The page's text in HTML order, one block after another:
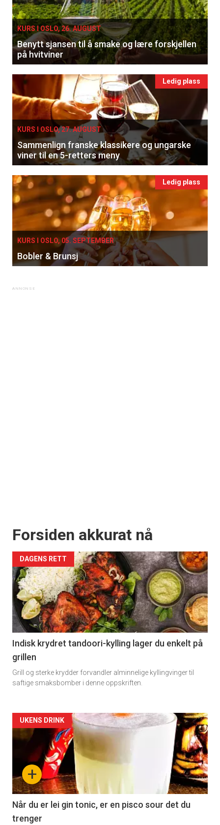
×
Få ukentlige nyhetsbrev fra
Apéritif
Vi tilbyr flere ukentlige nyhetsbrev. Du
kan fritt velge hvilke du ønsker å få
tilsendt.
Registrer deg
KURS I OSLO, 26. AUGUST
Benytt sjansen til å smake og lære forskjellen
på hvitviner
Ledig plass
KURS I OSLO, 27. AUGUST
Sammenlign franske klassikere og ungarske
viner til en 5-retters meny
Ledig plass
KURS I OSLO, 05. SEPTEMBER
Bobler & Brunsj
Forsiden akkurat nå
DAGENS RETT
Indisk krydret tandoori-kylling lager du enkelt på
grillen
Grill og sterke krydder forvandler alminnelige kyllingvinger til
saftige smaksbomber i denne oppskriften.
Forsiden
akkurat
nå
-
2
+
UKENS DRINK
Når du er lei gin tonic, er en pisco sour det du
trenger